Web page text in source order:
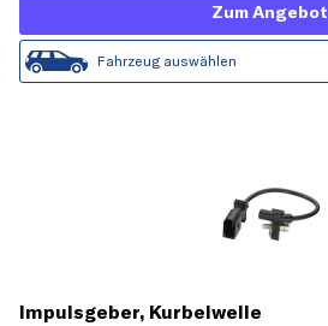
Zum Angebot
Fahrzeug auswählen
Impulsgeber, Kurbelwelle